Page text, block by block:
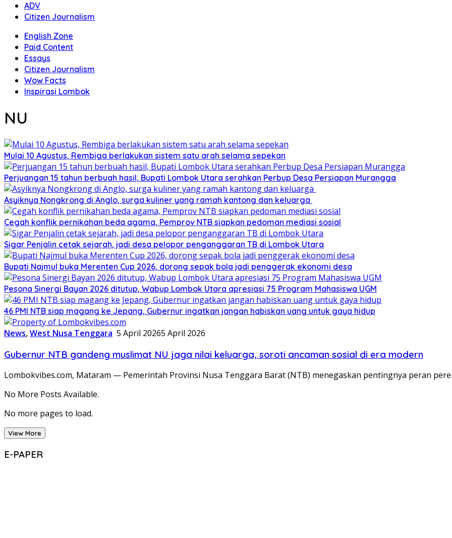
ADV
Citizen Journalism
English Zone
Paid Content
Essays
Citizen Journalism
Wow Facts
Inspirasi Lombok
NU
Mulai 10 Agustus, Rembiga berlakukan sistem satu arah selama sepekan
Perjuangan 15 tahun berbuah hasil, Bupati Lombok Utara serahkan Perbup Desa Persiapan Murangga
Asyiknya Nongkrong di Anglo, surga kuliner yang ramah kantong dan keluarga
Cegah konflik pernikahan beda agama, Pemprov NTB siapkan pedoman mediasi sosial
Sigar Penjalin cetak sejarah, jadi desa pelopor penganggaran TB di Lombok Utara
Bupati Najmul buka Merenten Cup 2026, dorong sepak bola jadi penggerak ekonomi desa
Pesona Sinergi Bayan 2026 ditutup, Wabup Lombok Utara apresiasi 75 Program Mahasiswa UGM
46 PMI NTB siap magang ke Jepang, Gubernur ingatkan jangan habiskan uang untuk gaya hidup
News,West Nusa Tenggara 5 April 20265 April 2026
Gubernur NTB gandeng muslimat NU jaga nilai keluarga, soroti ancaman sosial di era modern
Lombokvibes.com, Mataram — Pemerintah Provinsi Nusa Tenggara Barat (NTB) menegaskan pentingnya peran
No More Posts Available.
No more pages to load.
View More
E-PAPER